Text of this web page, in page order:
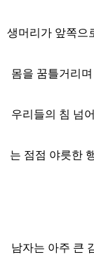
생머리가 앞쪽으
몸을 꿈틀거리
우리들의 침 넘
는 점점 야릇한
남자는 아주 큰